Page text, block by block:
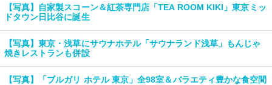
【写真】自家製スコーン＆紅茶専門店「TEA ROOM KIKI」東京ミッ
ドタウン日比谷に誕生
【写真】東京・浅草にサウナホテル「サウナランド浅草」もんじゃ
焼きレストランも併設
【写真】「ブルガリ ホテル 東京」全98室＆バラエティ豊かな食空間